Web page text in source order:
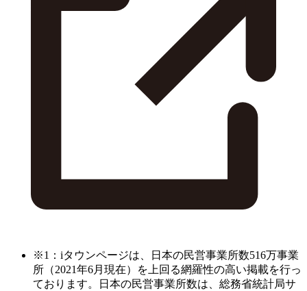
※1：iタウンページは、日本の民営事業所数516万事業
所（2021年6月現在）を上回る網羅性の高い掲載を行っ
ております。日本の民営事業所数は、総務省統計局サ